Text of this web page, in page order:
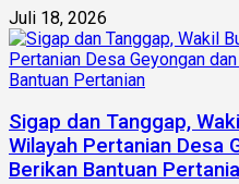
Juli 18, 2026
Sigap dan Tanggap,
Wilayah Pertanian Desa
Berikan Bantuan